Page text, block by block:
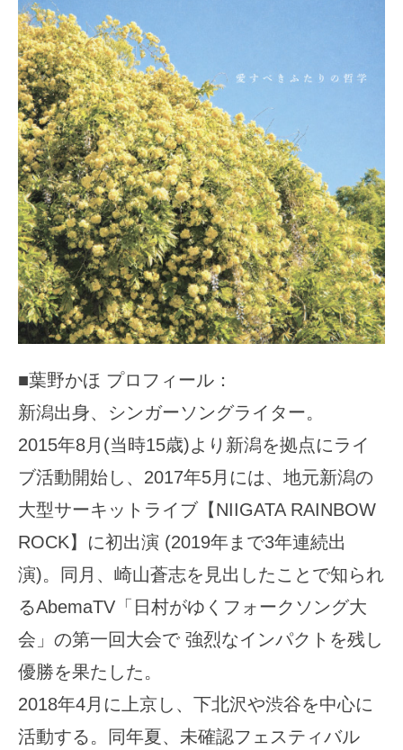
■葉野かほ プロフィール：
新潟出身、シンガーソングライター。
2015年8月(当時15歳)より新潟を拠点にライ
ブ活動開始し、2017年5月には、地元新潟の
大型サーキットライブ【NIIGATA RAINBOW
ROCK】に初出演 (2019年まで3年連続出
演)。同月、崎山蒼志を見出したことで知られ
るAbemaTV「日村がゆくフォークソング大
会」の第一回大会で 強烈なインパクトを残し
優勝を果たした。
2018年4月に上京し、下北沢や渋谷を中心に
活動する。同年夏、未確認フェスティバル